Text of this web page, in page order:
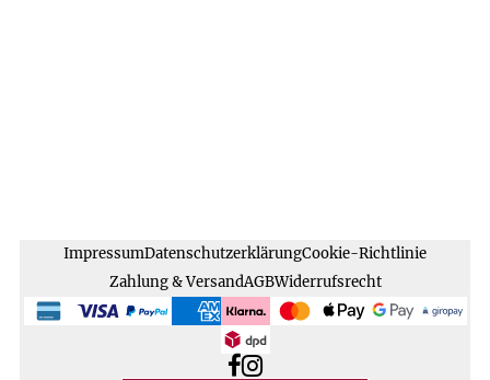
ImpressumDatenschutzerklärungCookie-Richtlinie
Zahlung & VersandAGBWiderrufsrecht